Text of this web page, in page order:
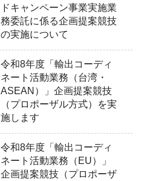
ドキャンペーン事業実施業
務委託に係る企画提案競技
の実施について
令和8年度「輸出コーディ
ネート活動業務（台湾・
ASEAN）」企画提案競技
（プロポーザル方式）を実
施します
令和8年度「輸出コーディ
ネート活動業務（EU）」
企画提案競技（プロポーザ